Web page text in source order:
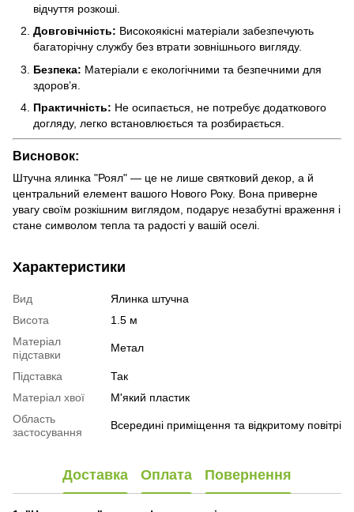
відчуття розкоші.
Довговічність: Високоякісні матеріали забезпечують
багаторічну службу без втрати зовнішнього вигляду.
Безпека: Матеріали є екологічними та безпечними для
здоров’я.
Практичність: Не осипається, не потребує додаткового
догляду, легко встановлюється та розбирається.
Висновок:
Штучна ялинка "Роял" — це не лише святковий декор, а й
центральний елемент вашого Нового Року. Вона приверне
увагу своїм розкішним виглядом, подарує незабутні враження і
стане символом тепла та радості у вашій оселі.
Характеристики
Вид
Ялинка штучна
Висота
1.5 м
Матеріал
підставки
Метал
Підставка
Так
Матеріал хвої
М'який пластик
Область
застосування
Всередині приміщення та відкритому повітрі
Доставка Оплата Повернення